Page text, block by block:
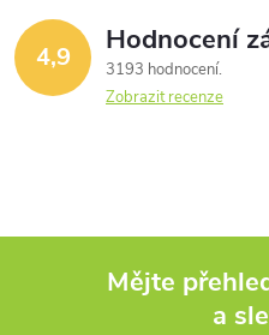
4,9 Hodnocení
3193 hodnocení
Zobrazit recenze
Mějte
a